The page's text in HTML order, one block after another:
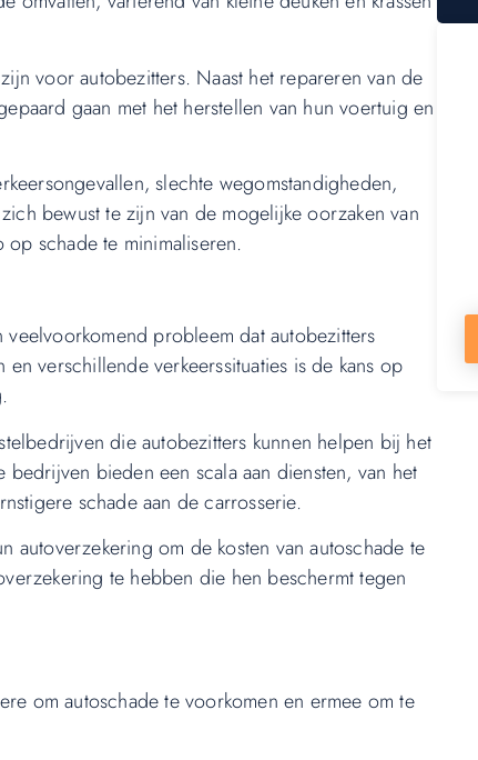
voor autobezitters. Naast het repareren van de
gaan met het herstellen van hun voertuig en
slechte wegomstandigheden,
bewust te zijn van de mogelijke oorzaken van
schade te minimaliseren.
probleem dat autobezitters
verschillende verkeerssituaties is de kans op
die autobezitters kunnen helpen bij het
bieden een scala aan diensten, van het
schade aan de carrosserie.
autoverzekering om de kosten van autoschade te
te hebben die hen beschermt tegen
om autoschade te voorkomen en ermee om te